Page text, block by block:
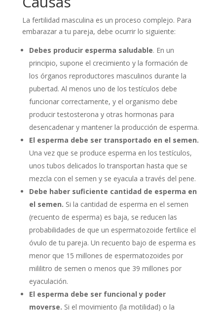
La fertilidad masculina es un proceso complejo. Para
embarazar a tu pareja, debe ocurrir lo siguiente:
Debes producir esperma saludable. En un
principio, supone el crecimiento y la formación de
los órganos reproductores masculinos durante la
pubertad. Al menos uno de los testículos debe
funcionar correctamente, y el organismo debe
producir testosterona y otras hormonas para
desencadenar y mantener la producción de esperma.
El esperma debe ser transportado en el semen.
Una vez que se produce esperma en los testículos,
unos tubos delicados lo transportan hasta que se
mezcla con el semen y se eyacula a través del pene.
Debe haber suficiente cantidad de esperma en
el semen. Si la cantidad de esperma en el semen
(recuento de esperma) es baja, se reducen las
probabilidades de que un espermatozoide fertilice el
óvulo de tu pareja. Un recuento bajo de esperma es
menor que 15 millones de espermatozoides por
mililitro de semen o menos que 39 millones por
eyaculación.
El esperma debe ser funcional y poder
moverse. Si el movimiento (la motilidad) o la